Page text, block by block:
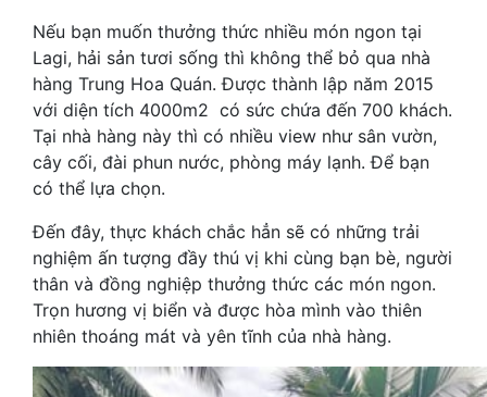
Nếu bạn muốn thưởng thức nhiều món ngon tại
Lagi, hải sản tươi sống thì không thể bỏ qua nhà
hàng Trung Hoa Quán. Được thành lập năm 2015
với diện tích 4000m2 có sức chứa đến 700 khách.
Tại nhà hàng này thì có nhiều view như sân vườn,
cây cối, đài phun nước, phòng máy lạnh. Để bạn
có thể lựa chọn.
Đến đây, thực khách chắc hẳn sẽ có những trải
nghiệm ấn tượng đầy thú vị khi cùng bạn bè, người
thân và đồng nghiệp thưởng thức các món ngon.
Trọn hương vị biển và được hòa mình vào thiên
nhiên thoáng mát và yên tĩnh của nhà hàng.